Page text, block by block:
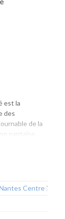
est la
des
de la
nantaise,
un
Centre 7,7 km